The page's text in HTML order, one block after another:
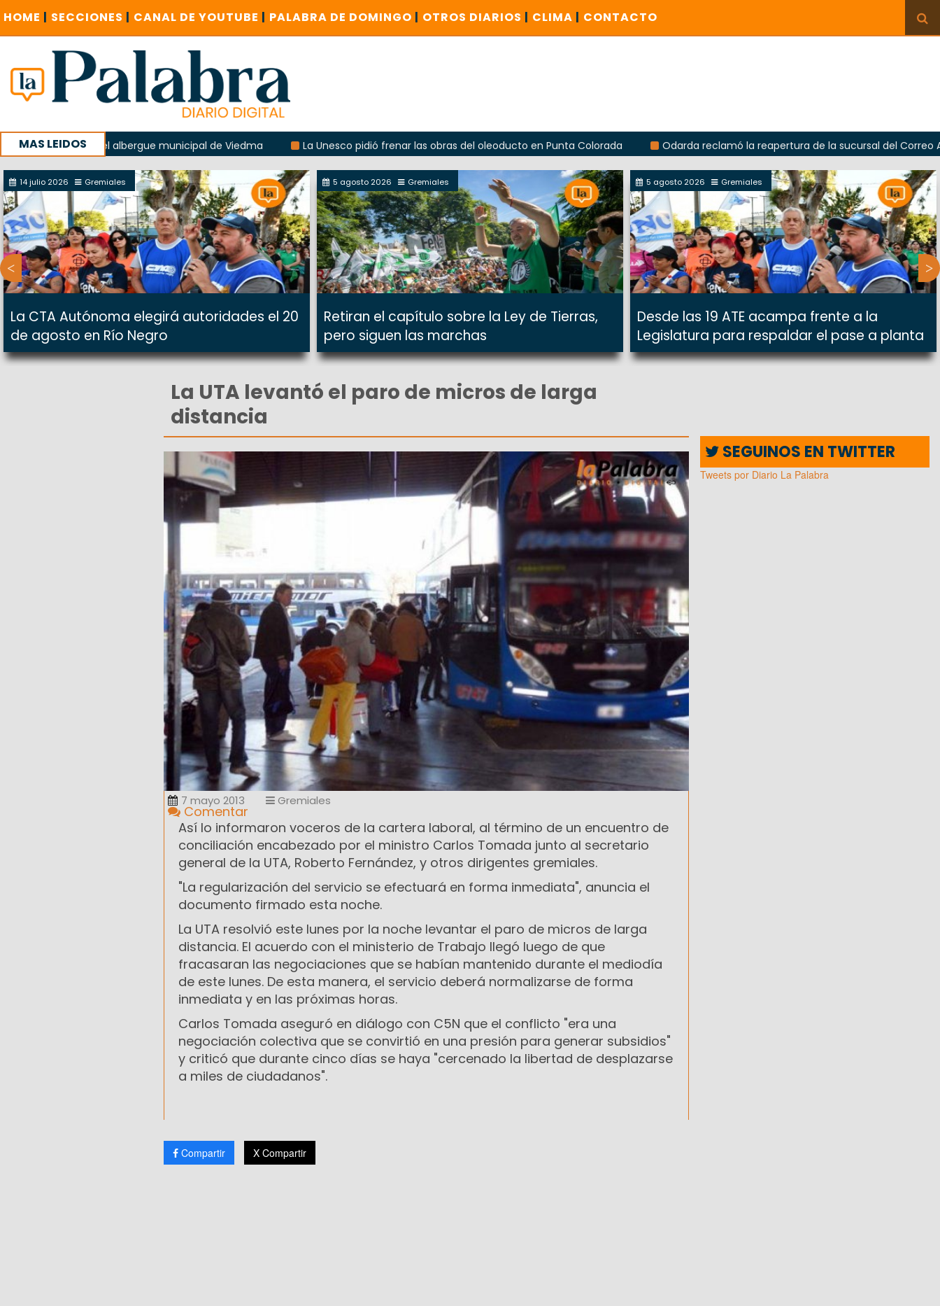
HOME | SECCIONES | CANAL DE YOUTUBE | PALABRA DE DOMINGO | OTROS DIARIOS | CLIMA | CONTACTO
MAS LEIDOS
explosión del albergue municipal de Viedma La Unesco pidió frenar las obras del oleoducto en Punta Colorada
Odarda reclamó la reapertura de la sucursal del Correo
con un encuentro provincial en Roca
14 julio 2026 Gremiales
La CTA Autónoma elegirá autoridades el 20
de agosto en Río Negro
5 agosto 2026 Gremiales
Retiran el capítulo sobre la Ley de Tierras,
pero siguen las marchas
5 agosto 2026 Gremiales
Desde las 19 ATE acampa frente a la
Legislatura para respaldar el pase a planta
La UTA levantó el paro de micros de larga
distancia
7 mayo 2013 Gremiales
Comentar
Así lo informaron voceros de la cartera laboral, al término de un encuentro de
conciliación encabezado por el ministro Carlos Tomada junto al secretario
general de la UTA, Roberto Fernández, y otros dirigentes gremiales.
"La regularización del servicio se efectuará en forma inmediata", anuncia el
documento firmado esta noche.
La UTA resolvió este lunes por la noche levantar el paro de micros de larga
distancia. El acuerdo con el ministerio de Trabajo llegó luego de que
fracasaran las negociaciones que se habían mantenido durante el mediodía
de este lunes. De esta manera, el servicio deberá normalizarse de forma
inmediata y en las próximas horas.
Carlos Tomada aseguró en diálogo con C5N que el conflicto "era una
negociación colectiva que se convirtió en una presión para generar subsidios"
y criticó que durante cinco días se haya "cercenado la libertad de desplazarse
a miles de ciudadanos".
Compartir X Compartir
SEGUINOS EN TWITTER
Tweets por Diario La Palabra